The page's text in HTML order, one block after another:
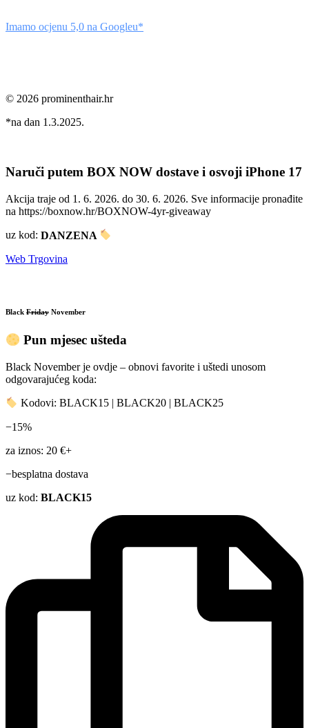
Imamo ocjenu 5,0 na Googleu*
© 2026 prominenthair.hr
*na dan 1.3.2025.
Naruči putem BOX NOW dostave i osvoji iPhone 17
Akcija traje od 1. 6. 2026. do 30. 6. 2026. Sve informacije pronađite
na https://boxnow.hr/BOXNOW-4yr-giveaway
uz kod: DANZENA
Web Trgovina
Black Friday November
Pun mjesec ušteda
Black November je ovdje – obnovi favorite i uštedi unosom
odgovarajućeg koda:
Kodovi: BLACK15 | BLACK20 | BLACK25
−15%
za iznos: 20 €+
−besplatna dostava
uz kod: BLACK15